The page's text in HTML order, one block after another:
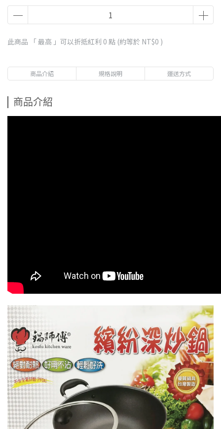
此商品 「 最高 」可以折抵紅利 0 點 (約等於 NT$0 )
商品介紹 規格說明 運送方式
商品介紹